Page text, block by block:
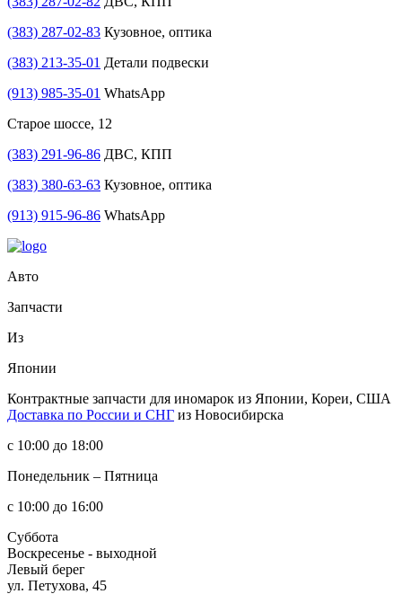
(383) 287-02-83 Кузовное, оптика
(383) 213-35-01 Детали подвески
(913) 985-35-01 WhatsApp
Старое шоссе, 12
(383) 291-96-86 ДВС, КПП
(383) 380-63-63 Кузовное, оптика
(913) 915-96-86 WhatsApp
Авто
Запчасти
Из
Японии
Контрактные запчасти для иномарок из Японии, Кореи, США
Доставка по России и СНГ из Новосибирска
с 10:00 до 18:00
Понедельник – Пятница
с 10:00 до 16:00
Суббота
Воскресенье - выходной
Левый берег
ул. Петухова, 45